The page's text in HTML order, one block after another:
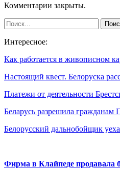
Комментарии закрыты.
Интересное:
Как работается в живописном
Настоящий квест. Белоруска
Платежи от деятельности
Беларусь разрешила
Белорусский дальнобойщик
Фирма в Клайпеде продавала